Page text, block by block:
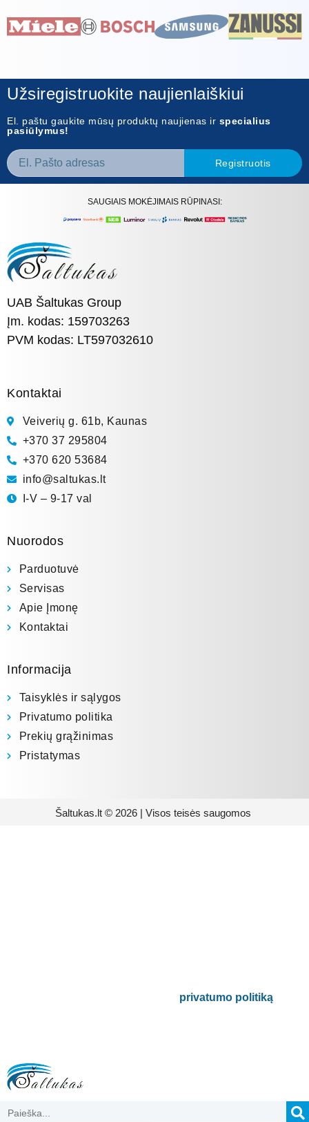
Užsiregistruokite naujienlaiškiui
El. paštu gaukite mūsų produktų naujienas ir specialius
pasiūlymus!
Registruotis
SAUGIAIS MOKĖJIMAIS RŪPINASI:
UAB Šaltukas Group
Įm. kodas: 159703263
PVM kodas: LT597032610
Kontaktai
Veiverių g. 61b, Kaunas
+370 37 295804
+370 620 53684
info@saltukas.lt
I-V – 9-17 val
Nuorodos
Parduotuvė
Servisas
Apie Įmonę
Kontaktai
Informacija
Taisyklės ir sąlygos
Privatumo politika
Prekių grąžinimas
Pristatymas
Šaltukas.lt © 2026 | Visos teisės saugomos
privatumo politiką.